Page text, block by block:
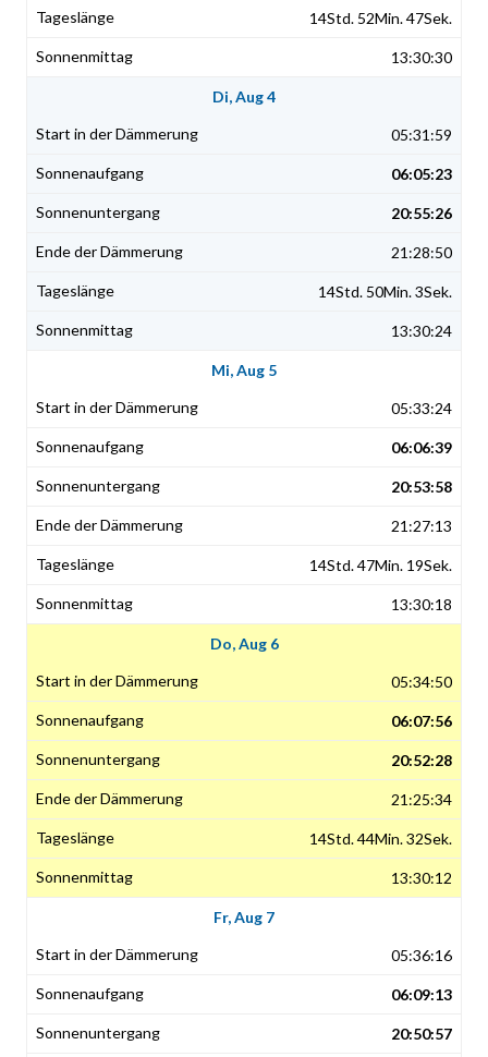
14Std. 52Min. 47Sek.
13:30:30
Di, Aug 4
05:31:59
06:05:23
20:55:26
21:28:50
14Std. 50Min. 3Sek.
13:30:24
Mi, Aug 5
05:33:24
06:06:39
20:53:58
21:27:13
14Std. 47Min. 19Sek.
13:30:18
Do, Aug 6
05:34:50
06:07:56
20:52:28
21:25:34
14Std. 44Min. 32Sek.
13:30:12
Fr, Aug 7
05:36:16
06:09:13
20:50:57